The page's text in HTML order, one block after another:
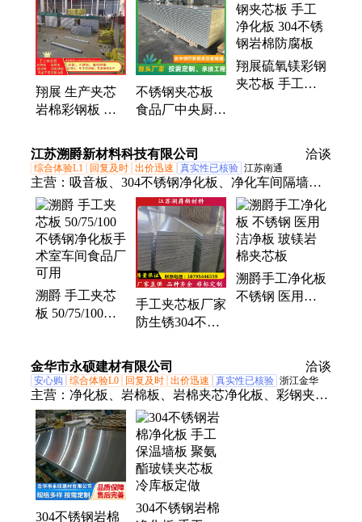
烘道夹芯板、手工玻镁岩棉洁净板、玻镁板、硅岩
板、彩钢硫氧镁板、玻镁净化板、镀锌玻璃棉吸音
板、冲孔彩钢岩棉消音板、防火隔音岩棉板、真金不
老泡板、保温聚氨酯pu板、彩钢瓦楞板、岩棉洁净
板、净化车间彩钢板、金属岩棉玻镁洁净板、防静电
彩钢洁净板、耐腐蚀洁净板、净化岩棉板
翔展 生产夹芯
岩棉彩钢板 手
洁净板 304不锈
钢净化板
不锈钢夹芯板
食品厂中央厨房
化板彩钢洁净板
翔展硫氧镁彩钢
夹芯板 手工净
江苏溯爵新材料科技有限公司 洽谈
综合体验L1 回复及时 出价迅速 真实性已核验 江苏南通
主营： 吸音板、304不锈钢净化板、净化车间隔墙吊
顶板、手工洁净板、双玻镁手工净化板、手工净化
板、手工夹心板、岩棉夹芯板、机制夹芯板、泡沫夹
芯板、硅岩夹芯板、不老泡夹芯板、瓦楞夹芯板、岩
棉防火板、防雨罩、雨水管、硫氧镁净化板、落水
管、机制净化板、彩钢瓦、净化板、墙面吊顶板、彩
钢防雨罩、洁净彩钢板
溯爵 手工夹芯
板 50/75/100不
用
手工夹芯板厂家
防生锈304不锈
温板
溯爵手工净化板
不锈钢 医用洁
金华市永硕建材有限公司 洽谈
安心购 综合体验L0 回复及时 出价迅速 真实性已核验 浙江金华
主营： 净化板、岩棉板、岩棉夹芯净化板、彩钢夹芯
板、中空玻镁夹芯净化板、硫氧镁夹芯净化板、304
不锈钢夹芯净化、A级防火岩棉净化板、电子食品净
化车间、GMP净化车间、无尘车间、硅岩夹芯净化
板、真金不老泡夹芯净化板、泡沫夹芯净化板、彩钢
板、彩钢复合板、防火车间隔墙板、冲孔吸音板、隔
音板、生产车间吊顶板、冷库板、高密度岩棉板、真
304不锈钢岩棉
304不锈钢岩棉